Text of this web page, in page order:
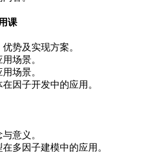
课
势及实现方案。
场景。
场景。
因子开发中的应用。
意义。
多因子建模中的应用。